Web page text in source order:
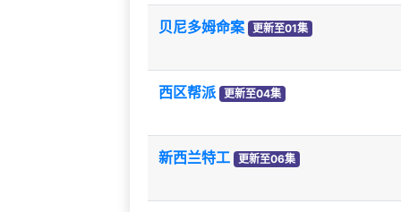
贝尼多姆命案 更新至01集
西区帮派 更新至04集
新西兰特工 更新至06集